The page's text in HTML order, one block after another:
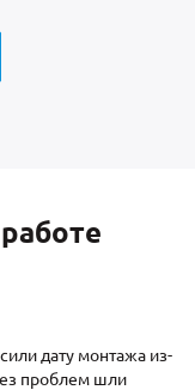
дату монтажа из-
проблем шли